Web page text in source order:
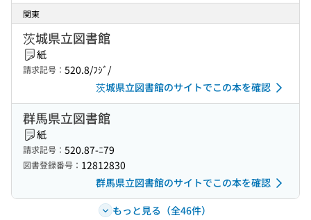
関東
茨城県立図書館
紙
請求記号： 520.8/ﾌｼﾞ/
茨城県立図書館のサイトでこの本を確認
群馬県立図書館
紙
請求記号： 520.87-ﾆ79
図書登録番号： 12812830
群馬県立図書館のサイトでこの本を確認
もっと見る（全46件）